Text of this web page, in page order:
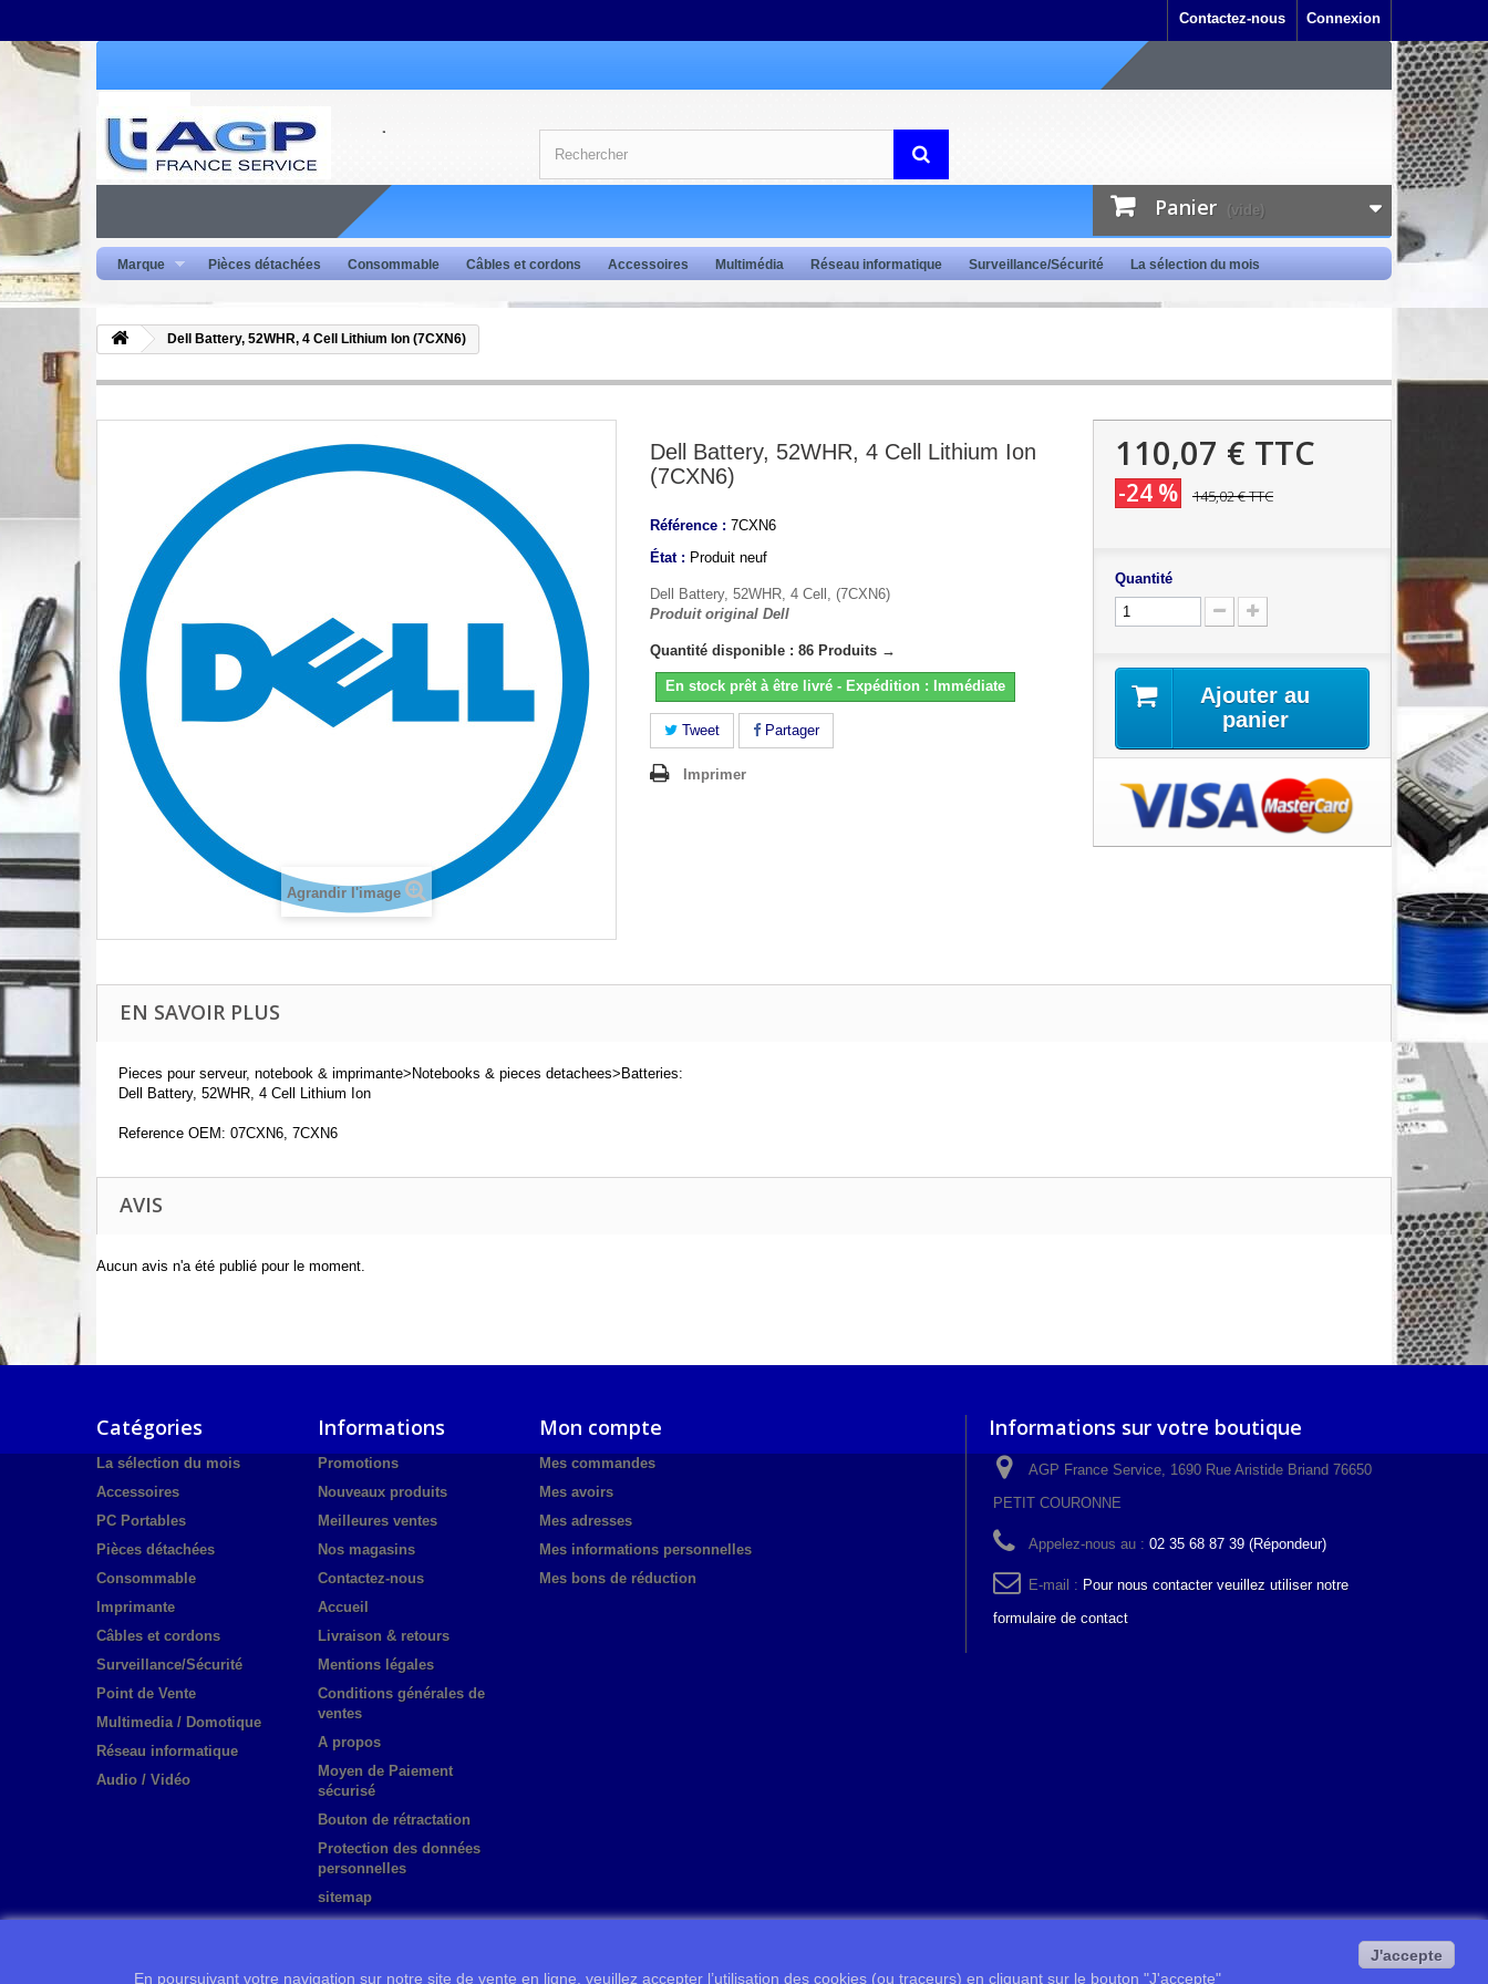
Connexion
Contactez-nous
Panier (vide)
Marque Pièces détachées Consommable Câbles et cordons Accessoires Multimédia Réseau informatique Surveillance/Sécurité La sélection du mois
Dell Battery, 52WHR, 4 Cell Lithium Ion (7CXN6)
Agrandir l'image
Dell Battery, 52WHR, 4 Cell Lithium Ion
(7CXN6)
Référence : 7CXN6
État : Produit neuf
Dell Battery, 52WHR, 4 Cell, (7CXN6)
Produit original Dell
Quantité disponible : 86 Produits →
En stock prêt à être livré - Expédition : Immédiate
Tweet Partager
Imprimer
110,07 € TTC
-24 % 145,02 €TTC
Quantité
Ajouter au
panier
EN SAVOIR PLUS
Pieces pour serveur, notebook & imprimante>Notebooks & pieces detachees>Batteries:
Dell Battery, 52WHR, 4 Cell Lithium Ion
Reference OEM: 07CXN6, 7CXN6
AVIS
Aucun avis n'a été publié pour le moment.
Catégories
La sélection du mois
Accessoires
PC Portables
Pièces détachées
Consommable
Imprimante
Câbles et cordons
Surveillance/Sécurité
Point de Vente
Multimedia / Domotique
Réseau informatique
Audio / Vidéo
Informations
Promotions
Nouveaux produits
Meilleures ventes
Nos magasins
Contactez-nous
Accueil
Livraison & retours
Mentions légales
Conditions générales de
ventes
A propos
Moyen de Paiement
sécurisé
Bouton de rétractation
Protection des données
personnelles
sitemap
Mon compte
Mes commandes
Mes avoirs
Mes adresses
Mes informations personnelles
Mes bons de réduction
Informations sur votre boutique
AGP France Service, 1690 Rue Aristide Briand 76650
PETIT COURONNE
Appelez-nous au : 02 35 68 87 39 (Répondeur)
E-mail : Pour nous contacter veuillez utiliser notre
formulaire de contact
En poursuivant votre navigation sur notre site de vente en ligne, veuillez accepter l’utilisation des cookies (ou traceurs) en cliquant sur le bouton "J'accepte"
J'accepte